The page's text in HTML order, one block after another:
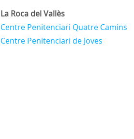
La Roca del Vallès
Centre Penitenciari Quatre Camins
Centre Penitenciari de Joves